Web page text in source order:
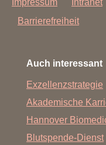
Barrierefreiheit
Auch interessant
Exzellenzstrategie
Akademische
Hannover
Blutspende-Dienst